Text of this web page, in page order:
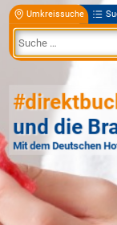
Umkreissuche
und die
Mit dem Deutschen